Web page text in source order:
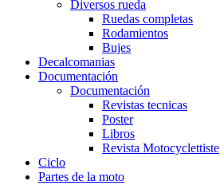
Diversos rueda
Ruedas completas
Rodamientos
Bujes
Decalcomanias
Documentación
Documentación
Revistas tecnicas
Poster
Libros
Revista Motocyclettiste
Ciclo
Partes de la moto